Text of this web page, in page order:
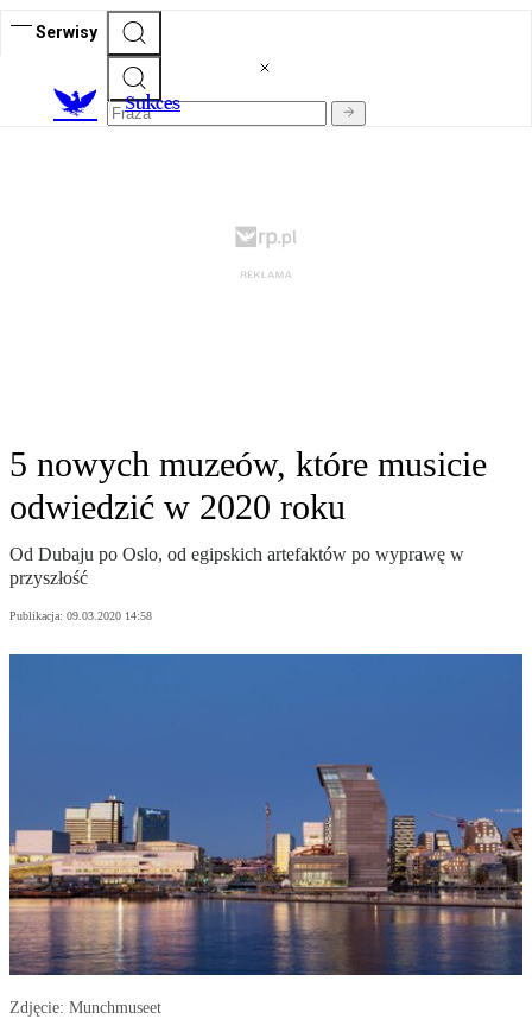
Serwisy
Sukces
5 nowych muzeów, które musicie
odwiedzić w 2020 roku
Od Dubaju po Oslo, od egipskich artefaktów po wyprawę w
przyszłość
Publikacja: 09.03.2020 14:58
Zdjęcie: Munchmuseet